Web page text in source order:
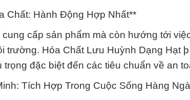
Chất: Hành Động Hợp Nhất**
cấp sản phẩm mà còn hướng tới
trường. Hóa Chất Lưu Huỳnh Dạng Hạt
đặc biệt đến các tiêu chuẩn về an
Tích Hợp Trong Cuộc Sống Hàng